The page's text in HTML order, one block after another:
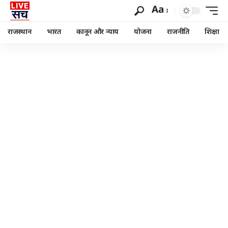
Aa
राजस्थान भारत कानून और न्याय योजना राजनीति शिक्षा